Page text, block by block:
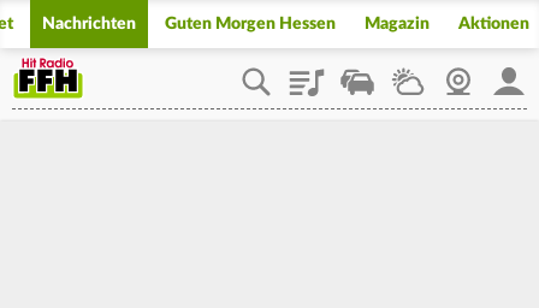
Nachrichten Guten Morgen Hessen Magazin Aktionen
PlaylistStaupilotWetterWebcam